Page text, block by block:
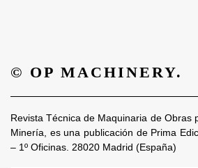
© OP MACHINERY.
Revista Técnica de Maquinaria de Obras
Minería, es una publicación de Prima
– 1º Oficinas. 28020 Madrid (España)